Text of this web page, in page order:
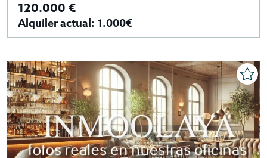
120.000 €
Alquiler actual: 1.000€